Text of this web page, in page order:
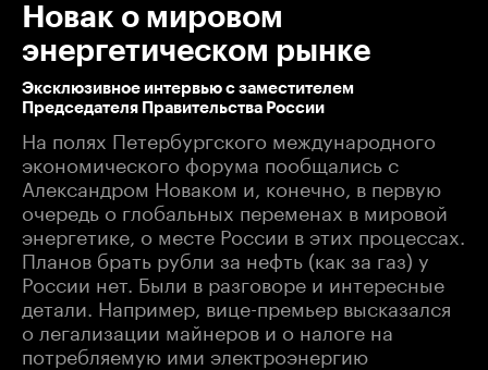
Новак о мировом
энергетическом рынке
Эксклюзивное интервью с заместителем
Председателя Правительства России
На полях Петербургского международного
экономического форума пообщались с
Александром Новаком и, конечно, в первую
очередь о глобальных переменах в мировой
энергетике, о месте России в этих процессах.
Планов брать рубли за нефть (как за газ) у
России нет. Были в разговоре и интересные
детали. Например, вице-премьер высказался
о легализации майнеров и о налоге на
потребляемую ими электроэнергию